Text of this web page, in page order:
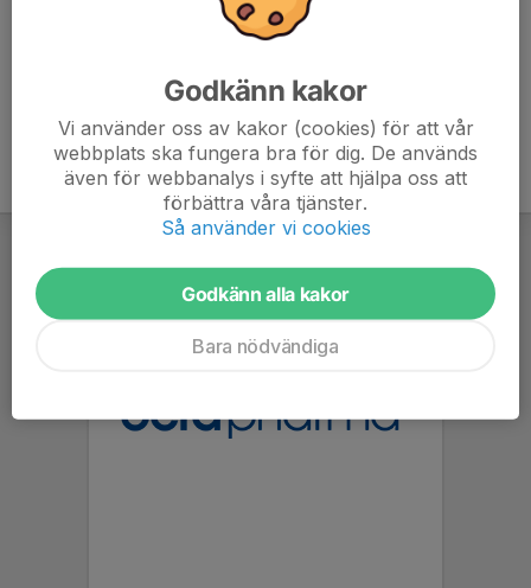
Godkänn kakor
Vi använder oss av kakor (cookies) för att vår
webbplats ska fungera bra för dig. De används
även för webbanalys i syfte att hjälpa oss att
förbättra våra tjänster.
Så använder vi cookies
Godkänn alla kakor
Bara nödvändiga